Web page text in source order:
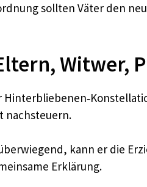
sollten Väter den
Witwer,
nachsteuern.​
kann er die
Erklärung.